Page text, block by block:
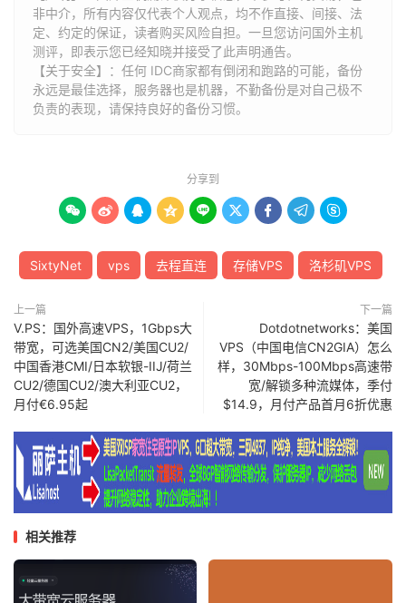
非中介，所有内容仅代表个人观点，均不作直接、间接、法
定、约定的保证，读者购买风险自担。一旦您访问国外主机
测评，即表示您已经知晓并接受了此声明通告。
【关于安全】：任何 IDC商家都有倒闭和跑路的可能，备份
永远是最佳选择，服务器也是机器，不勤备份是对自己极不
负责的表现，请保持良好的备份习惯。
分享到
        
SixtyNet vps 去程直连 存储VPS 洛杉矶VPS
上一篇
V.PS：国外高速VPS，1Gbps大
带宽，可选美国CN2/美国CU2/
中国香港CMI/日本软银-IIJ/荷兰
CU2/德国CU2/澳大利亚CU2，
月付€6.95起
下一篇
Dotdotnetworks：美国
VPS（中国电信CN2GIA）怎么
样，30Mbps-100Mbps高速带
宽/解锁多种流媒体，季付
$14.9，月付产品首月6折优惠
相关推荐